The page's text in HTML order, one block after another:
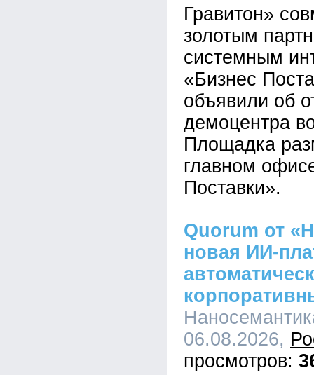
Гравитон»
золотым
системным
«Бизнес
объявили об
демоцентра
Площадка
главном
Поставки».
Quorum от
новая ИИ-
06.08.2026,